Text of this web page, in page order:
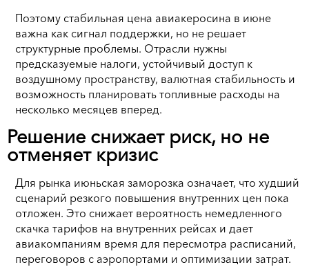
Поэтому стабильная цена авиакеросина в июне
важна как сигнал поддержки, но не решает
структурные проблемы. Отрасли нужны
предсказуемые налоги, устойчивый доступ к
воздушному пространству, валютная стабильность и
возможность планировать топливные расходы на
несколько месяцев вперед.
Решение снижает риск, но не
отменяет кризис
Для рынка июньская заморозка означает, что худший
сценарий резкого повышения внутренних цен пока
отложен. Это снижает вероятность немедленного
скачка тарифов на внутренних рейсах и дает
авиакомпаниям время для пересмотра расписаний,
переговоров с аэропортами и оптимизации затрат.